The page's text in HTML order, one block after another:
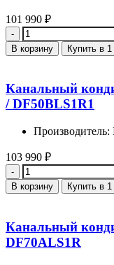
101 990 ₽
Количество
В корзину Купить в 1
Канальный
/ DF50BLS1R1
Производитель:
103 990 ₽
Количество
В корзину Купить в 1
Канальный
DF70ALS1R